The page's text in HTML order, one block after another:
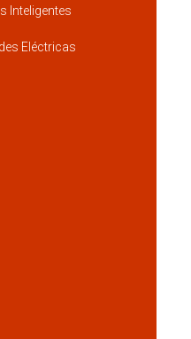
Inteligentes
Eléctricas